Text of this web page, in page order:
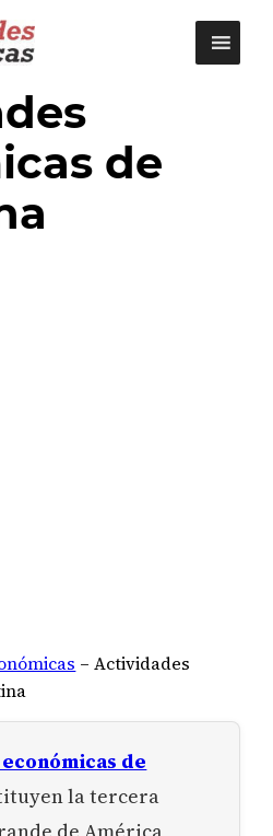
de
–Actividades
de
la tercera